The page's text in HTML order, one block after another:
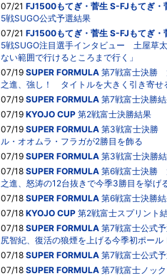
07/21 FJ1500もてぎ・菅生 S-FJもてぎ・
5戦SUGO公式予選結果
07/21 FJ1500もてぎ・菅生 S-FJもてぎ・
5戦SUGO注目選手インタビュー 土屋草
ない範囲で行けるところまで行く」
07/19 SUPER FORMULA 第7戦富士決勝
之進、強し！ タイトルを大きく引き寄せ
07/19 SUPER FORMULA 第7戦富士決勝
07/19 KYOJO CUP 第2戦富士決勝結果
07/19 SUPER FORMULA 第3戦富士決勝
ル・オオムラ・フラガが2勝目を飾る
07/19 SUPER FORMULA 第3戦富士決勝
07/18 SUPER FORMULA 第6戦富士決勝
之進、怒涛の12台抜きで今季3勝目を挙げ
07/18 SUPER FORMULA 第6戦富士決勝
07/18 KYOJO CUP 第2戦富士スプリント
07/18 SUPER FORMULA 第7戦富士公式
尻智紀、復活の狼煙を上げる今季初ポール
07/18 SUPER FORMULA 第7戦富士公式
07/18 SUPER FORMULA 第7戦富士ノック